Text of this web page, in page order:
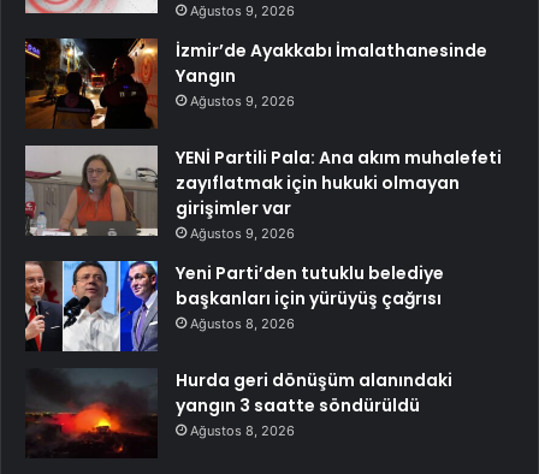
Ağustos 9, 2026
İzmir’de Ayakkabı İmalathanesinde
Yangın
Ağustos 9, 2026
YENİ Partili Pala: Ana akım muhalefeti
zayıflatmak için hukuki olmayan
girişimler var
Ağustos 9, 2026
Yeni Parti’den tutuklu belediye
başkanları için yürüyüş çağrısı
Ağustos 8, 2026
Hurda geri dönüşüm alanındaki
yangın 3 saatte söndürüldü
Ağustos 8, 2026